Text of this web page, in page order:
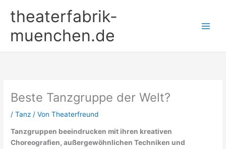
Inhalttheaterfabrik-
muenchen.de
Beste Tanzgruppe der Welt?
/Tanz / VonTheaterfreund
Tanzgruppen beeindrucken mit ihren kreativen
Choreografien, außergewöhnlichen Techniken und